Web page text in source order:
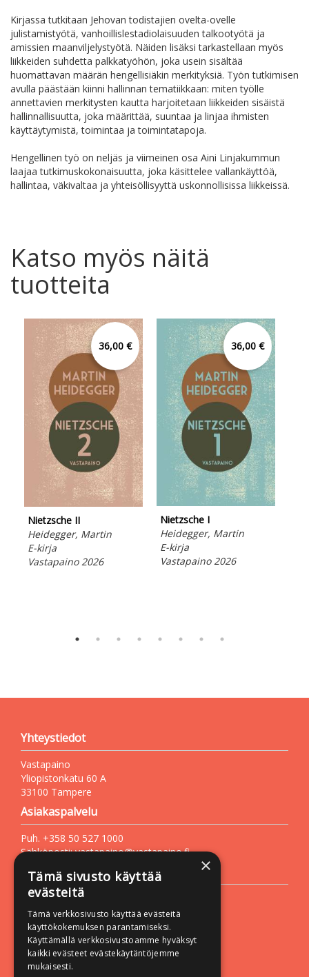
Kirjassa tutkitaan Jehovan todistajien ovelta-ovelle
julistamistyötä, vanhoillislestadiolaisuuden talkootyötä ja
amissien maanviljelystyötä. Näiden lisäksi tarkastellaan myös
liikkeiden suhdetta palkkatyöhön, joka usein sisältää
huomattavan määrän hengellisiäkin merkityksiä. Työn tutkimisen
avulla päästään kiinni hallinnan tematiikkaan: miten työlle
annettavien merkitysten kautta harjoitetaan liikkeiden sisäistä
hallinnallisuutta, joka määrittää, suuntaa ja linjaa ihmisten
käyttäytymistä, toimintaa ja toimintatapoja.
Hengellinen työ on neljäs ja viimeinen osa Aini Linjakummun
laajaa tutkimuskokonaisuutta, joka käsittelee vallankäyttöä,
hallintaa, väkivaltaa ja yhteisöllisyyttä uskonnollisissa liikkeissä.
Katso myös näitä
tuotteita
36,00 €
Nietzsche II
Heidegger, Martin
E-kirja
Vastapaino 2026
36,00 €
Nietzsche I
Heidegger, Martin
E-kirja
Vastapaino 2026
Yhteystiedot
Vastapaino
Yliopistonkatu 60 A
33100 Tampere
Asiakaspalvelu
Puh. +358 50 527 1000
Sähköposti:vastapaino@vastapaino.fi
Lisätietoa
Toimitusehdot
Käyttöohjeet
Tietosuojaseloste
Saavutettavuusseloste
×
Tämä sivusto käyttää
evästeitä
Tämä verkkosivusto käyttää evästeitä
käyttökokemuksen parantamiseksi.
Käyttämällä verkkosivustoamme hyväksyt
kaikki evästeet evästekäytäntöjemme
mukaisesti.